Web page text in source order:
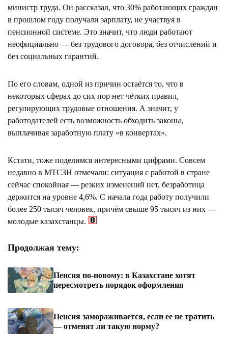
министр труда. Он рассказал, что 30% работающих граждан
в прошлом году получали зарплату, не участвуя в
пенсионной системе. Это значит, что люди работают
неофициально — без трудового договора, без отчислений и
без социальных гарантий.
По его словам, одной из причин остаётся то, что в
некоторых сферах до сих пор нет чётких правил,
регулирующих трудовые отношения. А значит, у
работодателей есть возможность обходить законы,
выплачивая заработную плату «в конвертах».
Кстати, тоже поделимся интересными цифрами. Совсем
недавно в МТСЗН отмечали: ситуация с работой в стране
сейчас спокойная — резких изменений нет, безработица
держится на уровне 4,6%. С начала года работу получили
более 250 тысяч человек, причём свыше 95 тысяч из них —
молодые казахстанцы.
Продолжая тему:
Пенсия по-новому: в Казахстане хотят
пересмотреть порядок оформления
Пенсия замораживается, если ее не тратить
— отменят ли такую норму?